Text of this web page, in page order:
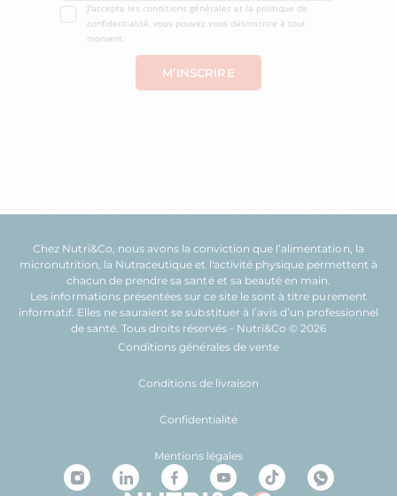
J'accepte les conditions générales et la politique de
confidentialité, vous pouvez vous désinscrire à tout
moment.
Chez Nutri&Co, nous avons la conviction que l’alimentation , la
micronutrition , la Nutraceutique et l'activité physiquepermettent à
chacun de prendre sasantéet sa beautéen main.
Les informations présentées sur ce site le sont à titre purement
informatif. Elles ne sauraient se substituer à l’avis d’un professionnel
de santé. Tous droits réservés - Nutri&Co © 2026
Conditions générales de vente
Conditions de livraison
Confidentialité
Mentions légales